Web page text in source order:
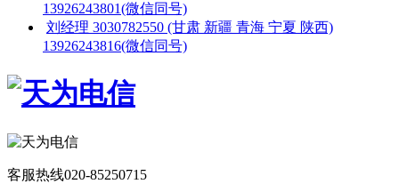
13926243801(微信同号)
刘经理 3030782550 (甘肃 新疆 青海 宁夏 陕西)
13926243816(微信同号)
客服热线020-85250715